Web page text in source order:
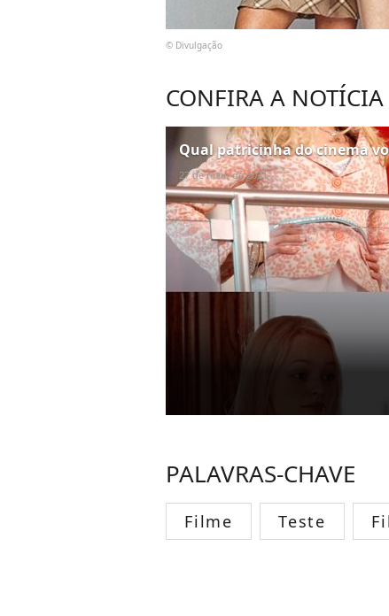
© Divulgação
CONFIRA A
Qual patricinha do cinema
27 de maio de 2021
PALAVRAS-CHAVE
Filme Teste